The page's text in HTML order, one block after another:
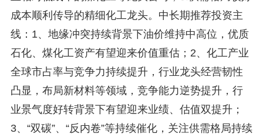
成本顺利传导的精细化工龙头。中长期推荐投资主
线：1、地缘冲突持续背景下油价维持中高位，优质
石化、煤化工资产有望迎来价值重估；2、化工产业
全球市占率与竞争力持续提升，行业龙头经营韧性
凸显，布局新材料等领域，竞争能力逆势提升，行
业景气度好转背景下有望迎来业绩、估值双提升；
3、“双碳”、“反内卷”等持续催化，关注供需格局持续